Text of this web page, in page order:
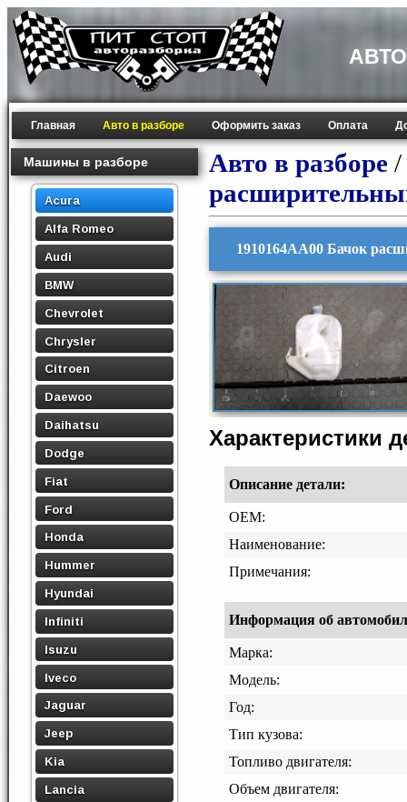
Главная Авто в разборе Оформить заказ Оплата
Машины в разборе
Acura
Alfa Romeo
Audi
BMW
Chevrolet
Chrysler
Citroen
Daewoo
Daihatsu
Dodge
Fiat
Ford
Honda
Hummer
Hyundai
Infiniti
Isuzu
Iveco
Jaguar
Jeep
Kia
Lancia
Авто в разборе /
1910164AA00 Бачок
Характеристики
Описание детали:
OEM:
Наименование:
Примечания:
Информация об
Марка:
Модель:
Год:
Тип кузова:
Топливо двигателя:
Объем двигателя: